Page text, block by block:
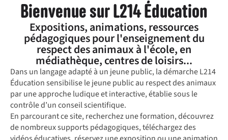
Bienvenue sur L214 Éducation
Expositions, animations, ressources
pédagogiques pour l'enseignement du
respect des animaux à l'école, en
médiathèque, centres de loisirs...
Dans un langage adapté à un jeune public, la démarche L214
Éducation sensibilise le jeune public au respect des animaux
par une approche ludique et interactive, établie sous le
contrôle d’un conseil scientifique.
En parcourant ce site, recherchez une formation, découvrez
de nombreux supports pédagogiques, téléchargez des